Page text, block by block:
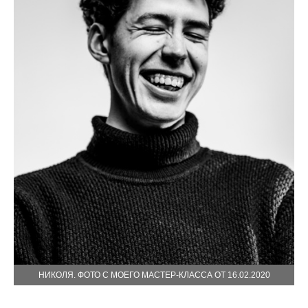
НИКОЛЯ. ФОТО С МОЕГО МАСТЕР-КЛАССА ОТ 16.02.2020